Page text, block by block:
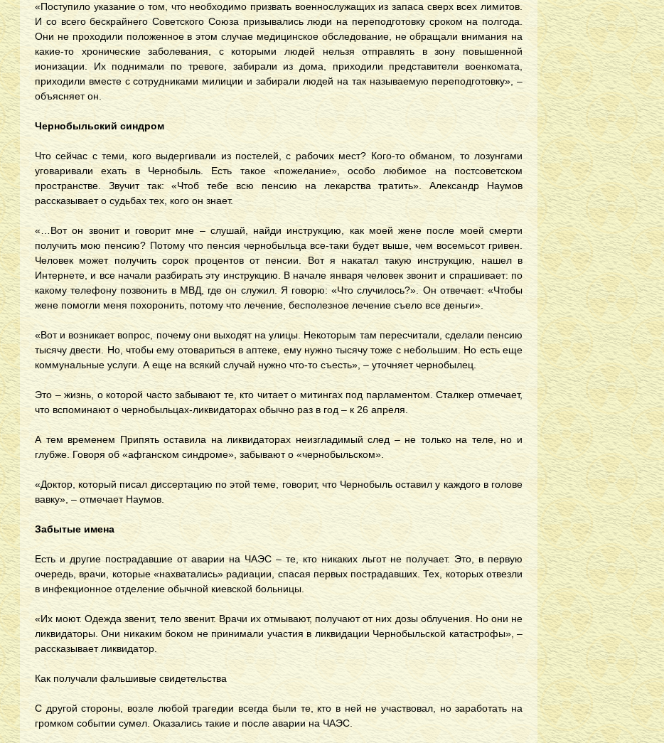
«Поступило указание о том, что необходимо призвать военнослужащих из запаса сверх всех лимитов.
И со всего бескрайнего Советского Союза призывались люди на переподготовку сроком на полгода.
Они не проходили положенное в этом случае медицинское обследование, не обращали внимания на
какие-то хронические заболевания, с которыми людей нельзя отправлять в зону повышенной
ионизации. Их поднимали по тревоге, забирали из дома, приходили представители военкомата,
приходили вместе с сотрудниками милиции и забирали людей на так называемую переподготовку», –
объясняет он.
Чернобыльский синдром
Что сейчас с теми, кого выдергивали из постелей, с рабочих мест? Кого-то обманом, то лозунгами
уговаривали ехать в Чернобыль. Есть такое «пожелание», особо любимое на постсоветском
пространстве. Звучит так: «Чтоб тебе всю пенсию на лекарства тратить». Александр Наумов
рассказывает о судьбах тех, кого он знает.
«…Вот он звонит и говорит мне – слушай, найди инструкцию, как моей жене после моей смерти
получить мою пенсию? Потому что пенсия чернобыльца все-таки будет выше, чем восемьсот гривен.
Человек может получить сорок процентов от пенсии. Вот я накатал такую инструкцию, нашел в
Интернете, и все начали разбирать эту инструкцию. В начале января человек звонит и спрашивает: по
какому телефону позвонить в МВД, где он служил. Я говорю: «Что случилось?». Он отвечает: «Чтобы
жене помогли меня похоронить, потому что лечение, бесполезное лечение съело все деньги».
«Вот и возникает вопрос, почему они выходят на улицы. Некоторым там пересчитали, сделали пенсию
тысячу двести. Но, чтобы ему отовариться в аптеке, ему нужно тысячу тоже с небольшим. Но есть еще
коммунальные услуги. А еще на всякий случай нужно что-то съесть», – уточняет чернобылец.
Это – жизнь, о которой часто забывают те, кто читает о митингах под парламентом. Сталкер отмечает,
что вспоминают о чернобыльцах-ликвидаторах обычно раз в год – к 26 апреля.
А тем временем Припять оставила на ликвидаторах неизгладимый след – не только на теле, но и
глубже. Говоря об «афганском синдроме», забывают о «чернобыльском».
«Доктор, который писал диссертацию по этой теме, говорит, что Чернобыль оставил у каждого в голове
вавку», – отмечает Наумов.
Забытые имена
Есть и другие пострадавшие от аварии на ЧАЭС – те, кто никаких льгот не получает. Это, в первую
очередь, врачи, которые «нахватались» радиации, спасая первых пострадавших. Тех, которых отвезли
в инфекционное отделение обычной киевской больницы.
«Их моют. Одежда звенит, тело звенит. Врачи их отмывают, получают от них дозы облучения. Но они не
ликвидаторы. Они никаким боком не принимали участия в ликвидации Чернобыльской катастрофы», –
рассказывает ликвидатор.
Как получали фальшивые свидетельства
С другой стороны, возле любой трагедии всегда были те, кто в ней не участвовал, но заработать на
громком событии сумел. Оказались такие и после аварии на ЧАЭС.